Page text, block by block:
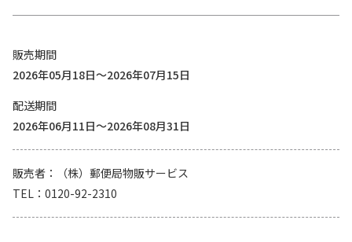
販売期間
2026年05月18日～2026年07月15日
配送期間
2026年06月11日～2026年08月31日
販売者
（株）郵便局物販サービス
TEL
0120-92-2310